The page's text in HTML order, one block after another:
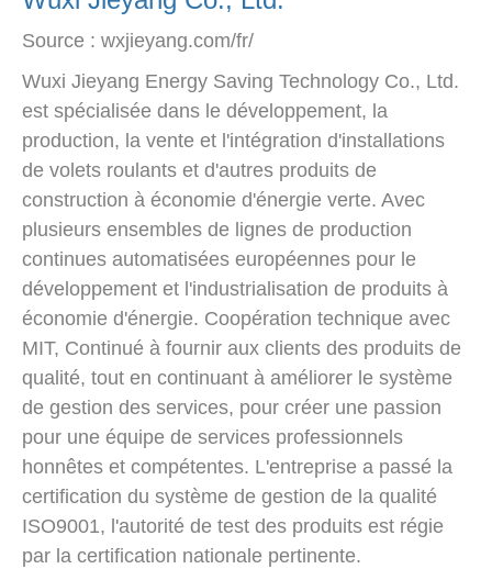
Source : wxjieyang.com/fr/
Wuxi Jieyang Energy Saving Technology Co., Ltd.
est spécialisée dans le développement, la
production, la vente et l'intégration d'installations
de volets roulants et d'autres produits de
construction à économie d'énergie verte. Avec
plusieurs ensembles de lignes de production
continues automatisées européennes pour le
développement et l'industrialisation de produits à
économie d'énergie. Coopération technique avec
MIT, Continué à fournir aux clients des produits de
qualité, tout en continuant à améliorer le système
de gestion des services, pour créer une passion
pour une équipe de services professionnels
honnêtes et compétentes. L'entreprise a passé la
certification du système de gestion de la qualité
ISO9001, l'autorité de test des produits est régie
par la certification nationale pertinente.